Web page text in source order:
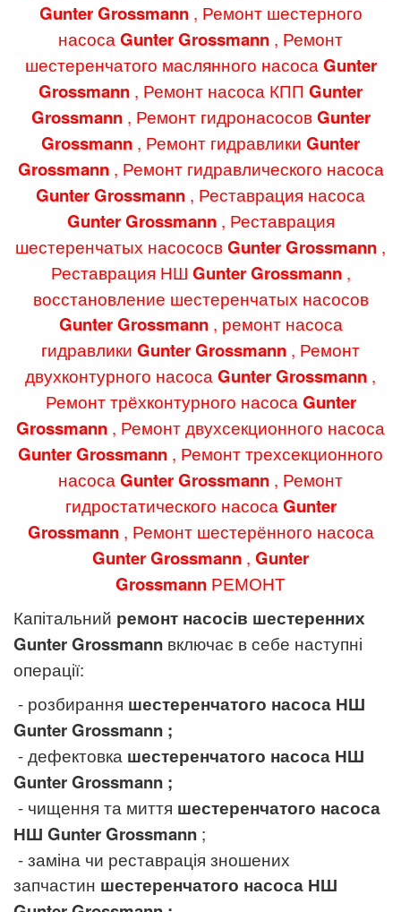
Gunter Grossmann , Ремонт шестерного
насосаGunter Grossmann , Ремонт
шестеренчатого маслянного насосаGunter
Grossmann , Ремонт насоса КПП Gunter
Grossmann , Ремонт гидронасосовGunter
Grossmann , Ремонт гидравлики Gunter
Grossmann , Ремонт гидравлического насоса
Gunter Grossmann , Реставрация насоса
Gunter Grossmann , Реставрация
шестеренчатых насососвGunter Grossmann ,
Реставрация НШ Gunter Grossmann ,
восстановление шестеренчатых насосов
Gunter Grossmann , ремонт насоса
гидравлики Gunter Grossmann , Ремонт
двухконтурного насосаGunter Grossmann ,
Ремонт трёхконтурного насосаGunter
Grossmann , Ремонт двухсекционного насоса
Gunter Grossmann , Ремонт трехсекционного
насосаGunter Grossmann , Ремонт
гидростатического насосаGunter
Grossmann , Ремонт шестерённого насоса
Gunter Grossmann , Gunter
Grossmann РЕМОНТ
Капітальний ремонт насосів шестеренних
Gunter Grossmann включає в себе наступні
операції:
- розбирання шестеренчатого насоса НШ
Gunter Grossmann ;
- дефектовка шестеренчатого насоса НШ
Gunter Grossmann ;
- чищення та миття шестеренчатого насоса
НШ Gunter Grossmann ;
- заміна чи реставрація зношених
запчастин шестеренчатого насоса НШ